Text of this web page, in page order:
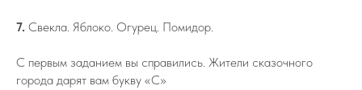
7. Свекла. Яблоко. Огурец. Помидор.
С первым заданием вы справились. Жители сказочного
города дарят вам букву «С»